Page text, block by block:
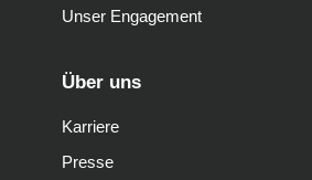
Unser Engagement
Über uns
Karriere
Presse